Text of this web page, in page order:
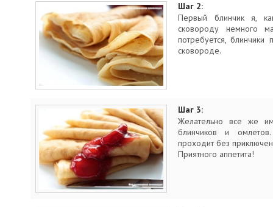
Шаг 2:
Первый блинчик я,
сковороду немного
потребуется,
сковороде.
Шаг 3:
Желательно все же
блинчиков и
проходит без
Приятного аппетита!